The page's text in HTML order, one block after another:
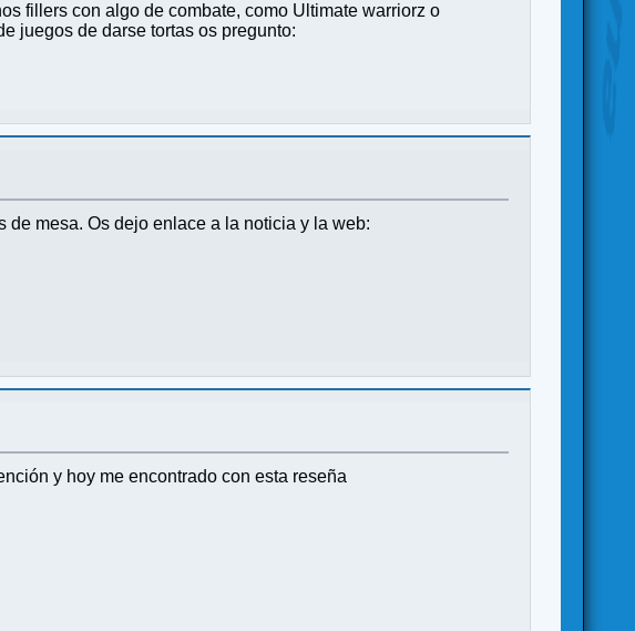
fillers con algo de combate, como Ultimate warriorz o
juegos de darse tortas os pregunto:
mesa. Os dejo enlace a la noticia y la web:
y hoy me encontrado con esta reseña